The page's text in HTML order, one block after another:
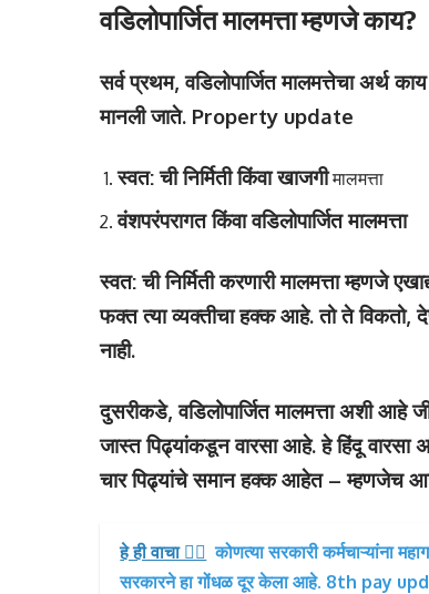
वडिलोपार्जित मालमत्ता म्हणजे काय?
सर्व प्रथम, वडिलोपार्जित मालमत्तेचा अर्थ
मानली जाते. Property update
स्वत: ची निर्मिती किंवा खाजगीमालमत्ता
वंशपरंपरागत किंवा वडिलोपार्जित मालमत्ता
स्वत: ची निर्मिती करणारी मालमत्ता म्हणजे
फक्त त्या व्यक्तीचा हक्क आहे. तो ते विकतो,
नाही.
दुसरीकडे, वडिलोपार्जित मालमत्ता अशी आहे
जास्त पिढ्यांकडून वारसा आहे. हे हिंदू
चार पिढ्यांचे समान हक्क आहेत – म्हणजेच
हे ही वाचा 👉🏻 कोणत्या सरकारी कर्मचाऱ्यांना
सरकारने हा गोंधळ दूर केला आहे. 8th pay